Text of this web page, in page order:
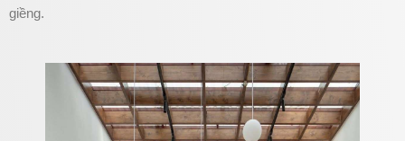
giềng.